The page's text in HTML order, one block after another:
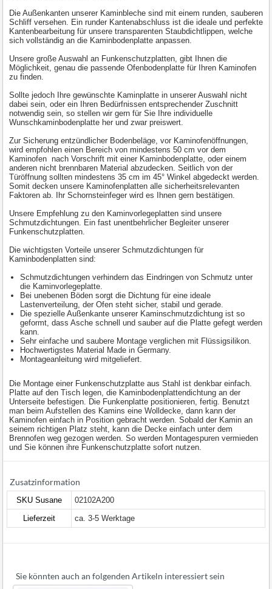
Die Außenkanten unserer Kaminbleche sind mit einem runden, sauberen
Schliff versehen. Ein runder Kantenabschluss ist die ideale und perfekte
Kantenbearbeitung für unsere transparenten Staubdichtlippen, welche
sich vollständig an die Kaminbodenplatte anpassen.
Unsere große Auswahl an Funkenschutzplatten, gibt Ihnen die
Möglichkeit, genau die passende Ofenbodenplatte für Ihren Kaminofen
zu finden.
Sollte jedoch Ihre gewünschte Kaminplatte in unserer Auswahl nicht
dabei sein, oder ein Ihren Bedürfnissen entsprechender Zuschnitt
notwendig sein, so stellen wir gern für Sie Ihre individuelle
Wunschkaminbodenplatte her und zwar preiswert.
Zur Sicherung entzündlicher Bodenbeläge, vor Kaminofenöffnungen,
wird empfohlen einen Bereich von mindestens 50 cm vor dem
Kaminofen nach Vorschrift mit einer Kaminbodenplatte, oder einem
anderen nicht brennbaren Material abzudecken. Seitlich von der
Türöffnung sollten mindestens 35 cm im 45° Winkel abgedeckt werden.
Somit decken unsere Kaminofenplatten alle sicherheitsrelevanten
Faktoren ab. Ihr Schornsteinfeger wird es Ihnen gern bestätigen.
Unsere Empfehlung zu den Kaminvorlegeplatten sind unsere
Schmutzdichtungen. Ein fast unentbehrlicher Begleiter unserer
Funkenschutzplatten.
Die wichtigsten Vorteile unserer Schmutzdichtungen für
Kaminbodenplatten sind:
Schmutzdichtungen verhindern das Eindringen von Schmutz unter
die Kaminvorlegeplatte.
Bei unebenen Böden sorgt die Dichtung für eine ideale
Lastenverteilung, der Ofen steht sicher, stabil und gerade.
Die spezielle Außenkante unserer Kaminschmutzdichtung ist so
geformt, dass Asche schnell und sauber auf die Platte gefegt werden
kann.
Sehr einfache und saubere Montage verglichen mit Flüssigsilikon.
Hochwertigstes Material Made in Germany.
Montageanleitung wird mitgeliefert.
Die Montage einer Funkenschutzplatte aus Stahl ist denkbar einfach.
Platte auf den Tisch legen, die Kaminbodenplattendichtung an der
Unterseite befestigen. Die Funkenplatte positionieren, fertig. Benutzt
man beim Aufstellen des Kamins eine Wolldecke, dann kann der
Kaminofen einfach in Position gebracht werden. Sobald der Kamin an
seinem richtigen Platz steht, kann die Decke einfach unter dem
Brennofen weg gezogen werden. So werden Montagespuren vermieden
und Sie können ihre Funkenschutzplatte sofort nutzen.
Zusatzinformation
SKU Susane
02102A200
Lieferzeit
ca. 3-5 Werktage
Sie könnten auch an folgenden Artikeln interessiert sein